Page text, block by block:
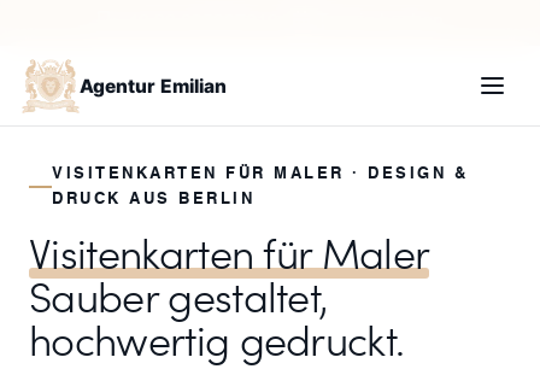
Agentur Emilian
VISITENKARTEN FÜR MALER · DESIGN &
DRUCK AUS BERLIN
Visitenkarten für Maler
Sauber gestaltet,
hochwertig gedruckt.